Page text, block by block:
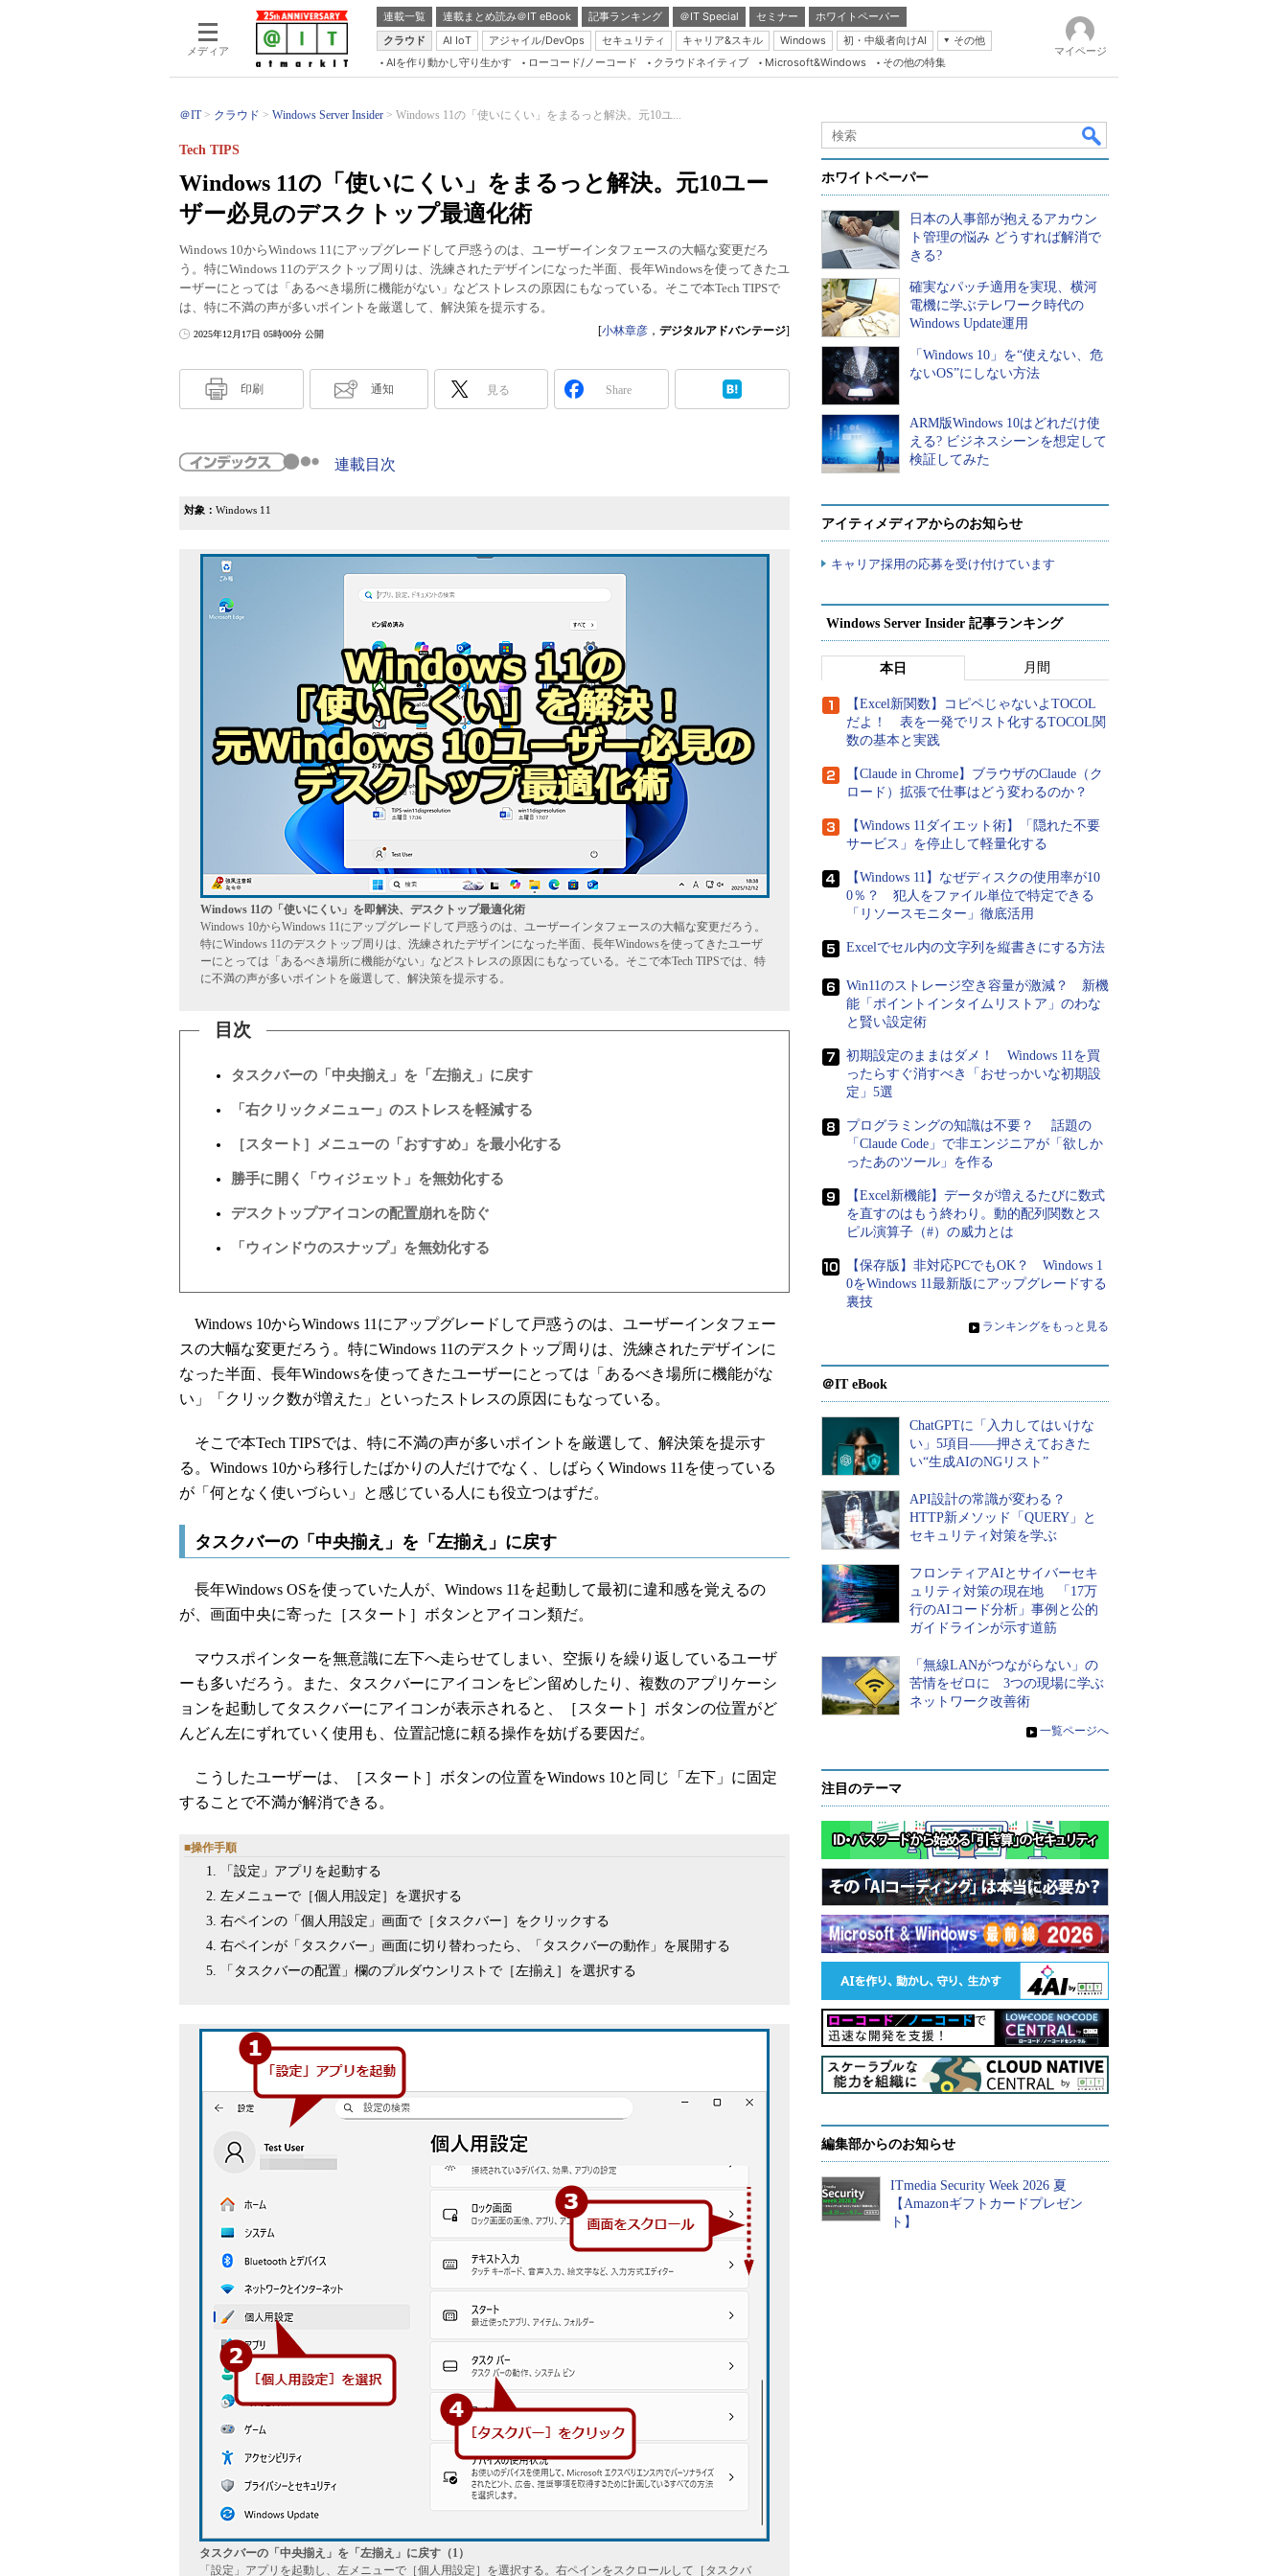
メディア
連載一覧 連載まとめ読み＠IT eBook 記事ランキング ＠IT Special セミナー
ホワイトペーパー
クラウド
AI IoT アジャイル/DevOps セキュリティ キャリア&スキル Windows 初・中級者向けAI
その他
Server & Storage
Database Expert
Linux ＆ OSS
Master of IP Network
Security & Trust
AIを作り動かし守り生かす ローコード/ノーコード クラウドネイティブ Microsoft&Windows その他の特集
マイページ
＠IT クラウド Windows Server Insider Windows 11の「使いにくい」をまるっと解決。元10ユ...
Windows 11の「使いにくい」をまるっと解決。元10ユー
ザー必見のデスクトップ最適化術
Tech TIPS
Windows 10からWindows 11にアップグレードして戸惑うのは、ユーザーインタフェースの大幅な変更だろ
う。特にWindows 11のデスクトップ周りは、洗練されたデザインになった半面、長年Windowsを使ってきたユ
ーザーにとっては「あるべき場所に機能がない」などストレスの原因にもなっている。そこで本Tech TIPSで
は、特に不満の声が多いポイントを厳選して、解決策を提示する。
2025年12月17日 05時00分 公開 [小林章彦 ， デジタルアドバンテージ]
印刷 通知 見る Share
連載目次
対象： Windows 11
Windows 11の「使いにくい」を即解決、デスクトップ最適化術
Windows 10からWindows 11にアップグレードして戸惑うのは、ユーザーインタフェースの大幅な変更だろう。
特にWindows 11のデスクトップ周りは、洗練されたデザインになった半面、長年Windowsを使ってきたユーザ
ーにとっては「あるべき場所に機能がない」などストレスの原因にもなっている。そこで本Tech TIPSでは、特
に不満の声が多いポイントを厳選して、解決策を提示する。
目次
タスクバーの「中央揃え」を「左揃え」に戻す
「右クリックメニュー」のストレスを軽減する
［スタート］メニューの「おすすめ」を最小化する
勝手に開く「ウィジェット」を無効化する
デスクトップアイコンの配置崩れを防ぐ
「ウィンドウのスナップ」を無効化する
Windows 10からWindows 11にアップグレードして戸惑うのは、ユーザーインタフェー
スの大幅な変更だろう。特にWindows 11のデスクトップ周りは、洗練されたデザインに
なった半面、長年Windowsを使ってきたユーザーにとっては「あるべき場所に機能がな
い」「クリック数が増えた」といったストレスの原因にもなっている。
そこで本Tech TIPSでは、特に不満の声が多いポイントを厳選して、解決策を提示す
る。Windows 10から移行したばかりの人だけでなく、しばらくWindows 11を使っている
が「何となく使いづらい」と感じている人にも役立つはずだ。
タスクバーの「中央揃え」を「左揃え」に戻す
長年Windows OSを使っていた人が、Windows 11を起動して最初に違和感を覚えるの
が、画面中央に寄った［スタート］ボタンとアイコン類だ。
マウスポインターを無意識に左下へ走らせてしまい、空振りを繰り返しているユーザ
ーも多いだろう。また、タスクバーにアイコンをピン留めしたり、複数のアプリケーシ
ョンを起動してタスクバーにアイコンが表示されると、［スタート］ボタンの位置がど
んどん左にずれていく使用も、位置記憶に頼る操作を妨げる要因だ。
こうしたユーザーは、［スタート］ボタンの位置をWindows 10と同じ「左下」に固定
することで不満が解消できる。
■操作手順
「設定」アプリを起動する
左メニューで［個人用設定］を選択する
右ペインの「個人用設定」画面で［タスクバー］をクリックする
右ペインが「タスクバー」画面に切り替わったら、「タスクバーの動作」を展開する
「タスクバーの配置」欄のプルダウンリストで［左揃え］を選択する
タスクバーの「中央揃え」を「左揃え」に戻す（1）
「設定」アプリを起動し、左メニューで［個人用設定］を選択する。右ペインをスクロールして［タスクバ
ホワイトペーパー
日本の人事部が抱えるアカウン
ト管理の悩み どうすれば解消で
きる?
確実なパッチ適用を実現、横河
電機に学ぶテレワーク時代の
Windows Update運用
「Windows 10」を“使えない、危
ないOS”にしない方法
ARM版Windows 10はどれだけ使
える? ビジネスシーンを想定して
検証してみた
アイティメディアからのお知らせ
キャリア採用の応募を受け付けています
Windows Server Insider 記事ランキング
本日 月間
【Excel新関数】コピペじゃないよTOCOL
だよ！ 表を一発でリスト化するTOCOL関
数の基本と実践
【Claude in Chrome】ブラウザのClaude（ク
ロード）拡張で仕事はどう変わるのか？
【Windows 11ダイエット術】「隠れた不要
サービス」を停止して軽量化する
【Windows 11】なぜディスクの使用率が10
0％？ 犯人をファイル単位で特定できる
「リソースモニター」徹底活用
Excelでセル内の文字列を縦書きにする方法
Win11のストレージ空き容量が激減？ 新機
能「ポイントインタイムリストア」のわな
と賢い設定術
初期設定のままはダメ！ Windows 11を買
ったらすぐ消すべき「おせっかいな初期設
定」5選
プログラミングの知識は不要？ 話題の
「Claude Code」で非エンジニアが「欲しか
ったあのツール」を作る
【Excel新機能】データが増えるたびに数式
を直すのはもう終わり。動的配列関数とス
ピル演算子（#）の威力とは
【保存版】非対応PCでもOK？ Windows 1
0をWindows 11最新版にアップグレードする
裏技
» ランキングをもっと見る
＠IT eBook
ChatGPTに「入力してはいけな
い」5項目――押さえておきた
い“生成AIのNGリスト”
API設計の常識が変わる？
HTTP新メソッド「QUERY」と
セキュリティ対策を学ぶ
フロンティアAIとサイバーセキ
ュリティ対策の現在地 「17万
行のAIコード分析」事例と公的
ガイドラインが示す道筋
「無線LANがつながらない」の
苦情をゼロに 3つの現場に学ぶ
ネットワーク改善術
» 一覧ページへ
注目のテーマ
編集部からのお知らせ
ITmedia Security Week 2026 夏
【Amazonギフトカードプレゼン
ト】